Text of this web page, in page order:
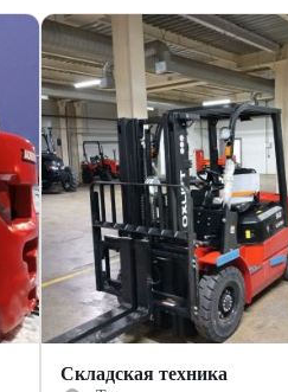
Складская техника